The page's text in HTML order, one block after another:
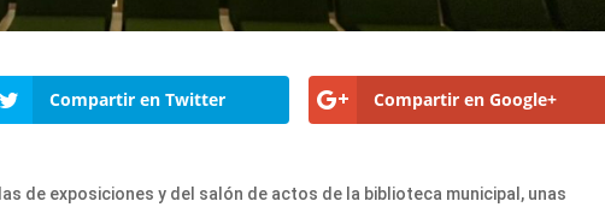
Compartir en Twitter Compartir en Google+
de exposiciones y del salón de actos de la biblioteca municipal, unas